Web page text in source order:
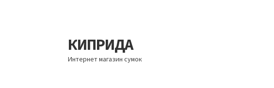
Перейти
к
навигации
Перейти
к
содержимому
КИПРИДА
Интернет магазин сумок